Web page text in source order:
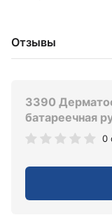
Отзывы
3390
батареечная
0